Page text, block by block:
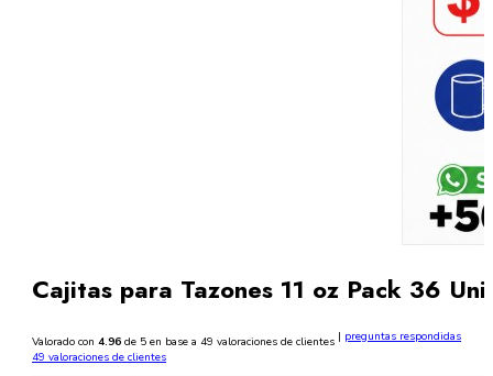
Cajitas para Tazones 11 oz Pack 36
Valorado con4.96 de 5 en base a49 valoraciones de clientes
49 valoraciones de clientes
| preguntas respondidas